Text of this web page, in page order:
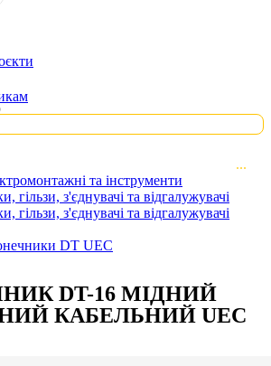
та інструменти
гільзи, з'єднувачі та відгалужувачі
гільзи, з'єднувачі та відгалужувачі
DT UEC
DT-16 МІДНИЙ
КАБЕЛЬНИЙ UEC